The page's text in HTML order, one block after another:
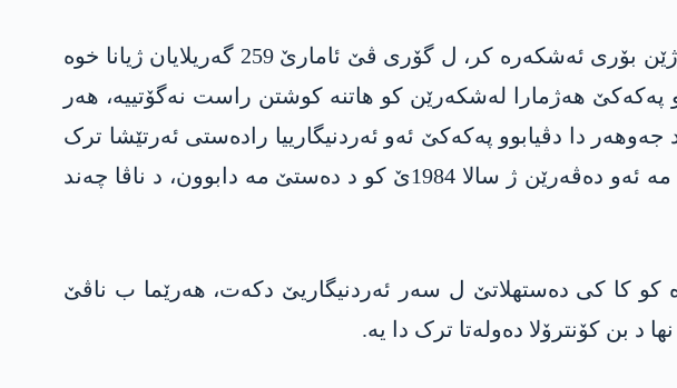
د سەر ڤێ ئۆپەراسیۆنێ را سالەک دەرباس بوو، په‌كه‌كێ ئامارا ڤێ ئۆپەراسیۆنێ رۆژێن بۆری ئەشکەرە کر، ل گۆری ڤێ ئامارێ 259 گەریلایان ژیانا خوە
کو په‌كه‌كێ هەژمارا لەشکەرێن کو هاتنە کوشتن راست نەگۆتییە، هەر
دا دڤیابوو په‌كه‌كێ ئەو ئەردنیگارییا رادەستی ئەرتێشا ترک
کری و د چەند ساعەتان دا ژ ڤان گران دەرکەتی گۆتبان، وەکە نموونه‌ دڤیابوو گۆتبا: مە ئەو دەڤەرێن ژ سالا 1984ێ كو د دەستێ مە دابوون، د ناڤا چەند
کو کا کی دەستهلاتێ ل سەر ئەردنیگاریێ دکەت، هەرێما ب ناڤێ